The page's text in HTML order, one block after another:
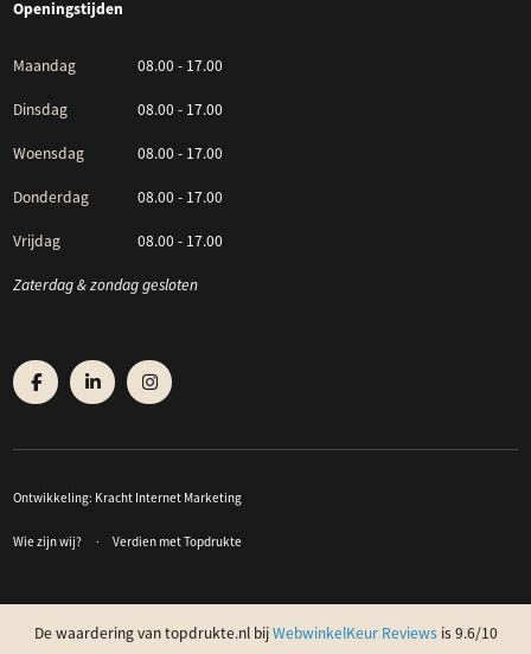
Openingstijden
Maandag 08.00 - 17.00
Dinsdag 08.00 - 17.00
Woensdag 08.00 - 17.00
Donderdag 08.00 - 17.00
Vrijdag 08.00 - 17.00
Zaterdag & zondag gesloten
Ontwikkeling: Kracht Internet Marketing
Wie zijn wij? Verdien met Topdrukte
De waardering van topdrukte.nl bijWebwinkelKeur Reviewsis 9.6/10